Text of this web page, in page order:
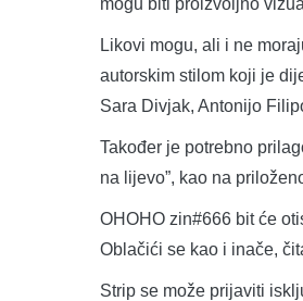
mogu biti proizvoljno
Likovi mogu, ali i ne
autorskim stilom koji je
Sara Divjak, Antonijo
Također je potrebno
na lijevo”, kao na
OHOHO zin#666 bit će
Oblačići se kao i inače,
Strip se može prijaviti